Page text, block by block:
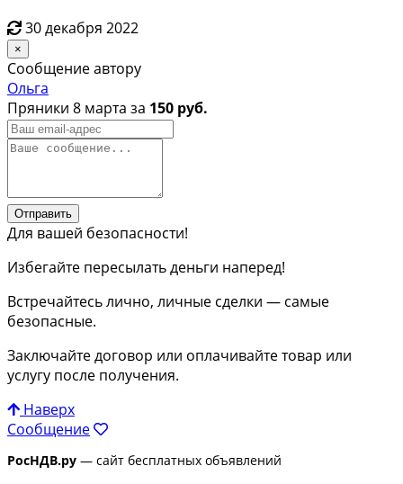
30 декабря 2022
×
Сообщение автору
Ольга
Пряники 8 марта за 150 руб.
Отправить
Для вашей безопасности!
Избегайте пересылать деньги наперед!
Встречайтесь лично, личные сделки — самые
безопасные.
Заключайте договор или оплачивайте товар или
услугу после получения.
Наверх
Сообщение
РосНДВ.ру — сайт бесплатных объявлений